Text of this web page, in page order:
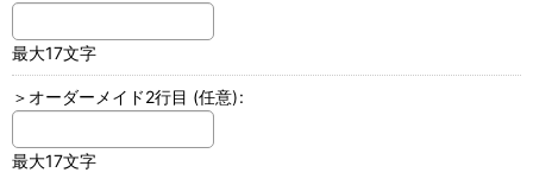
最大17文字
＞オーダーメイド2行目 (任意):
最大17文字